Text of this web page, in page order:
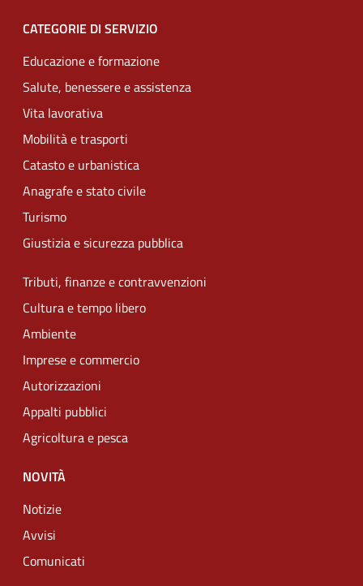
CATEGORIE DI SERVIZIO
Educazione e formazione
Salute, benessere e assistenza
Vita lavorativa
Mobilità e trasporti
Catasto e urbanistica
Anagrafe e stato civile
Turismo
Giustizia e sicurezza pubblica
Tributi, finanze e contravvenzioni
Cultura e tempo libero
Ambiente
Imprese e commercio
Autorizzazioni
Appalti pubblici
Agricoltura e pesca
NOVITÀ
Notizie
Avvisi
Comunicati